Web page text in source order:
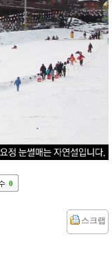
0
스크랩